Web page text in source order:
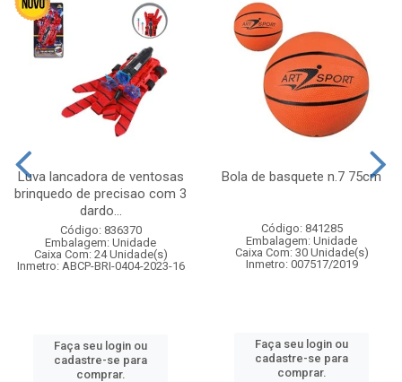
Luva lancadora de ventosas
brinquedo de precisao com 3
dardo...
Código: 836370
Embalagem: Unidade
Caixa Com: 24 Unidade(s)
Inmetro: ABCP-BRI-0404-2023-16
Faça seu login ou
cadastre-se para
comprar.
Bola de basquete n.7 75cm
Código: 841285
Embalagem: Unidade
Caixa Com: 30 Unidade(s)
Inmetro: 007517/2019
Faça seu login ou
cadastre-se para
comprar.